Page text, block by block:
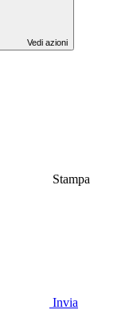
Vedi azioni
Stampa
Invia